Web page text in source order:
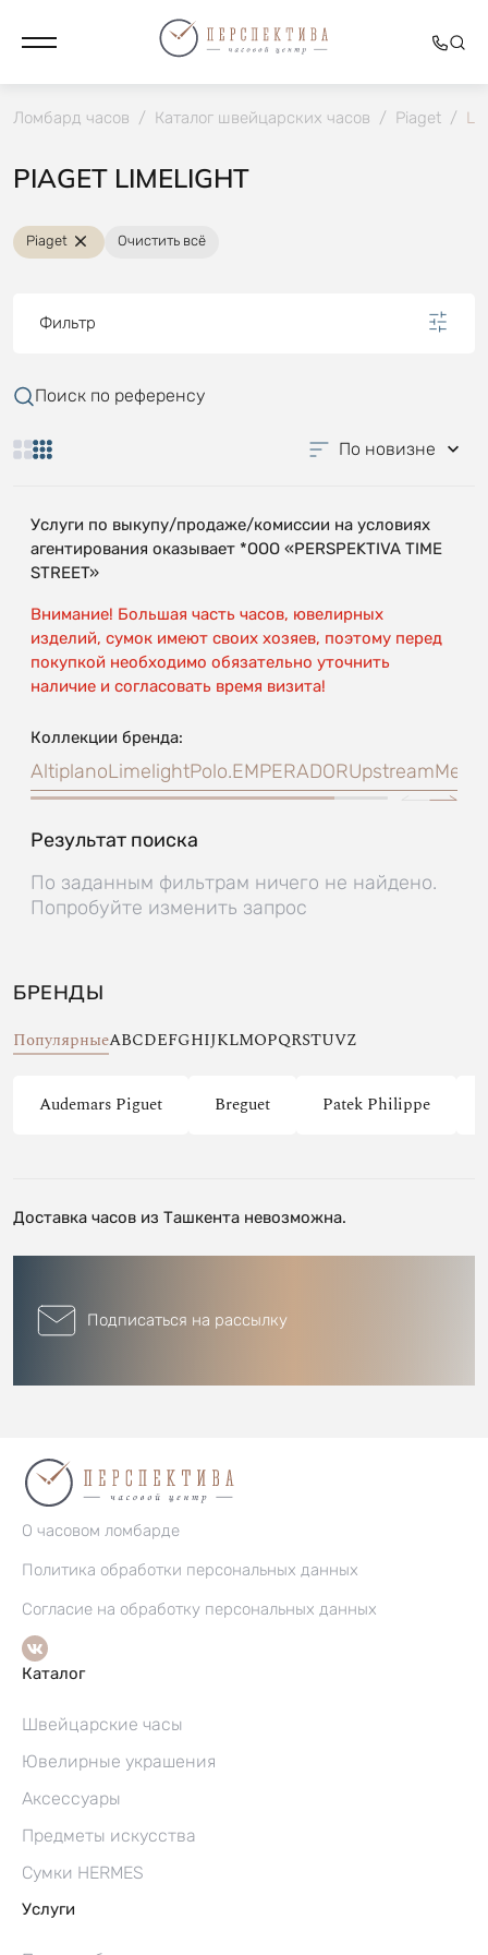
Ломбард часов / Каталог швейцарских часов / Piaget /
PIAGET LIMELIGHT
Piaget Очистить всё
Фильтр
Поиск по референсу
По новизне
Услуги по выкупу/продаже/комиссии на условиях
агентирования оказывает *OOO «PERSPEKTIVA TIME
STREET»
Внимание! Большая часть часов, ювелирных
изделий, сумок имеют своих хозяев, поэтому перед
покупкой необходимо обязательно уточнить
наличие и согласовать время визита!
Коллекции бренда:
AltiplanoLimelightPolo.EMPERADORUpstream
Результат поиска
По заданным фильтрам ничего не найдено.
Попробуйте изменить запрос
БРЕНДЫ
ПопулярныеABCDEFGHIJKLMOPQRSTUVZ
Audemars Piguet Breguet Patek Philippe
Доставка часов из Ташкента невозможна.
Подписаться на рассылку
О часовом ломбарде
Политика обработки персональных данных
Согласие на обработку персональных данных
Каталог
Швейцарские часы
Ювелирные украшения
Аксессуары
Предметы искусства
Сумки HERMES
Услуги